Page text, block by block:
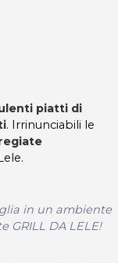
piatti di
. Irrinunciabili le
in un ambiente
GRILL DA LELE!